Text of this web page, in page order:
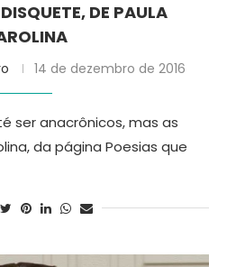
DE PAULA
14 de dezembro de 2016
ser anacrônicos, mas as
da página Poesias que